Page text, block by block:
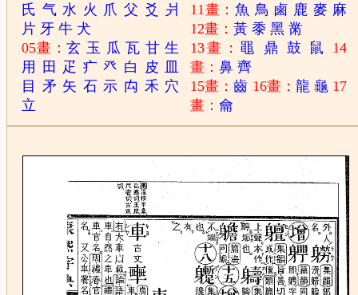
氏 气 水 火 爪 父 爻 爿
片 牙 牛 犬
05畫：玄 玉 瓜 瓦 甘 生
用
田 疋 疒 癶 白 皮
目
矛 矢 石 示 禸 禾 穴
立
11畫：魚 鳥 鹵 鹿 麥 麻
12畫：黃 黍 黑 黹
13畫： 黽 鼎 鼓 鼠
14
畫：鼻 齊
15畫：齒 16畫： 龍 龜 17
畫：龠